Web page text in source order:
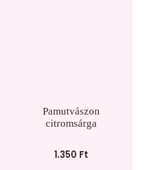
Pamutvászon
citromsárga
1.350 Ft